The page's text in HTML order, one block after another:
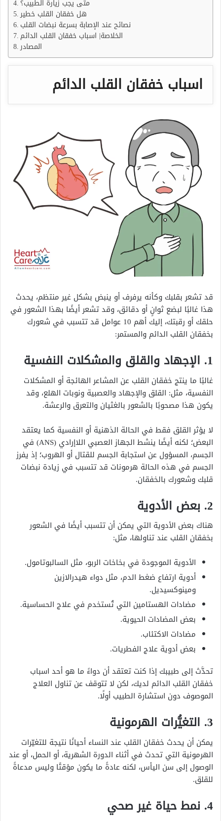
نصائح عند الإصابة بسرعة نبضات القلب
الخلاصة| اسباب خفقان القلب الدائم
المصادر
اسباب خفقان القلب الدائم
قد تشعر بقلبك وكأنه يرفرف أو ينبض بشكل غير منتظم، يحدث
هذا غالبًا لبضع ثوانٍ أو دقائق، وقد تشعر أيضًا بهذا الشعور في
حلقك أو رقبتك، إليك أهم 10 عوامل قد تتسبب في شعورك
بخفقان القلب الدائم والمستمر:
1. الإجهاد والقلق والمشكلات النفسية
غالبًا ما ينتج خفقان القلب عن المشاعر الهائجة أو المشكلات
النفسية، مثل: القلق والإجهاد والعصبية ونوبات الهلع، وقد
يكون هذا مصحوبًا بالشعور بالغثيان والتعرق والرعشة.
لا يؤثر القلق فقط في الحالة الذهنية أو النفسية كما يعتقد
البعض؛ لكنه أيضًا ينشط الجهاز العصبي اللاإرادي (ANS) في
الجسم، المسؤول عن استجابة الجسم للقتال أو الهروب؛ إذ يفرز
الجسم في هذه الحالة هرمونات قد تتسبب في زيادة نبضات
قلبك وشعورك بالخفقان.
2. بعض الأدوية
هناك بعض الأدوية التي يمكن أن تتسبب أيضًا في الشعور
بخفقان القلب عند تناولها، مثل:
الأدوية الموجودة في بخاخات الربو، مثل السالبوتامول.
أدوية ارتفاع ضغط الدم، مثل دواء هيدرالازين
ومينوكسيديل.
مضادات الهستامين التي تُستخدم في علاج الحساسية.
بعض المضادات الحيوية.
مضادات الاكتئاب.
بعض أدوية علاج الفطريات.
تحدَّث إلى طبيبك إذا كنت تعتقد أن دواءً ما هو أحد اسباب
خفقان القلب الدائم لديك، لكن لا تتوقف عن تناول العلاج
الموصوف دون استشارة الطبيب أولًا.
3. التغيُّرات الهرمونية
يمكن أن يحدث خفقان القلب عند النساء أحيانًا نتيجة للتغيّرات
الهرمونية التي تحدث في أثناء الدورة الشهرية، أو الحمل، أو عند
الوصول إلى سن اليأس، لكنه عادةً ما يكون مؤقتًا وليس مدعاةً
للقلق.
4. نمط حياة غير صحي